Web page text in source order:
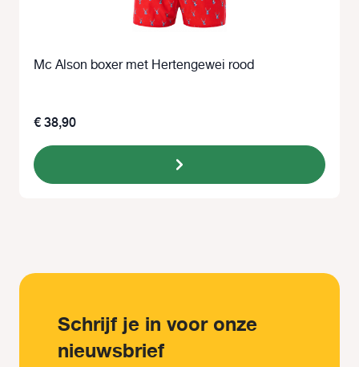
Mc Alson boxer met Hertengewei rood
€ 38,90
Schrijf je in voor onze
nieuwsbrief